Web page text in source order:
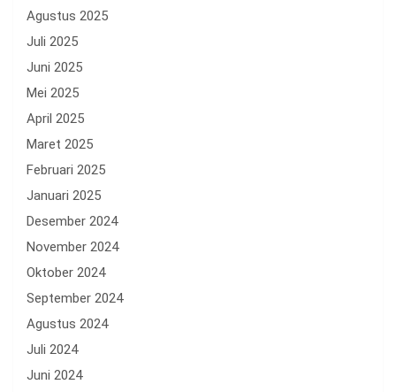
Agustus 2025
Juli 2025
Juni 2025
Mei 2025
April 2025
Maret 2025
Februari 2025
Januari 2025
Desember 2024
November 2024
Oktober 2024
September 2024
Agustus 2024
Juli 2024
Juni 2024